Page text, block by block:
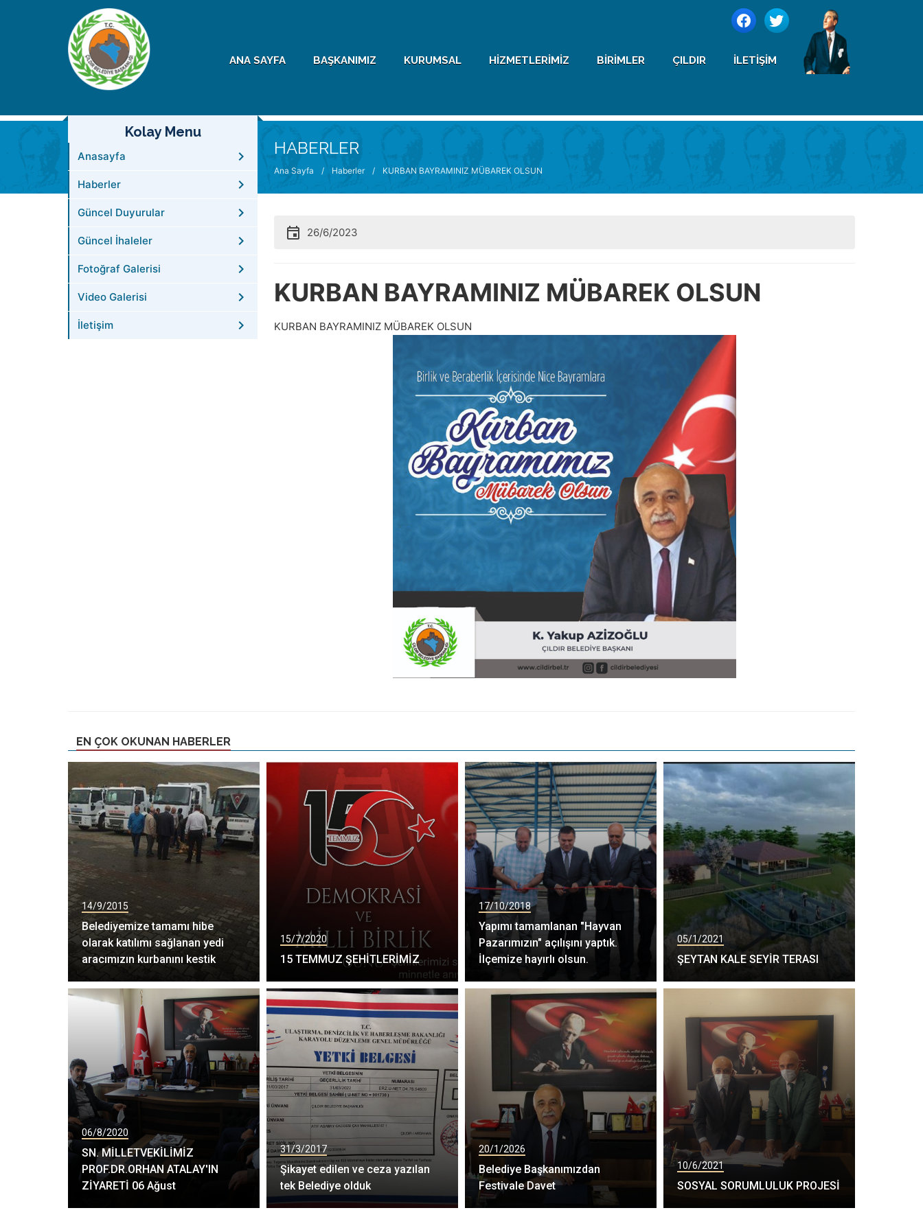
ANA SAYFA BAŞKANIMIZ KURUMSAL HIZMETLERIMIZ BIRIMLER ÇILDIR İLETIŞIM
HABERLER
Ana Sayfa / Haberler / KURBAN BAYRAMINIZ MÜBAREK OLSUN
Kolay Menu
Anasayfa
Haberler
Güncel Duyurular
Güncel İhaleler
Fotoğraf Galerisi
Video Galerisi
İletişim
26/6/2023
KURBAN BAYRAMINIZ MÜBAREK OLSUN
KURBAN BAYRAMINIZ MÜBAREK OLSUN
EN ÇOK OKUNAN HABERLER
14/9/2015
Belediyemize tamamı hibe
olarak katılımı sağlanan yedi
aracımızın kurbanını kestik
15/7/2020
15 TEMMUZ ŞEHİTLERİMİZ
17/10/2018
Yapımı tamamlanan "Hayvan
Pazarımızın" açılışını yaptık.
İlçemize hayırlı olsun.
05/1/2021
ŞEYTAN KALE SEYİR TERASI
06/8/2020
SN. MİLLETVEKİLİMİZ
PROF.DR.ORHAN ATALAY'IN
ZİYARETİ 06 Ağust
31/3/2017
Şikayet edilen ve ceza yazılan
tek Belediye olduk
20/1/2026
Belediye Başkanımızdan
Festivale Davet
10/6/2021
SOSYAL SORUMLULUK PROJESİ